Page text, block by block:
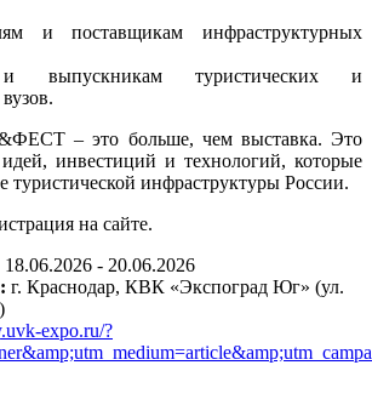
и поставщикам инфраструктурных
и выпускникам туристических и
– это больше, чем выставка. Это
инвестиций и технологий, которые
инфраструктуры России.
трация на сайте.
18.06.2026 - 20.06.2026
г. Краснодар, КВК «Экспоград Юг» (ул.
expo.ru/?